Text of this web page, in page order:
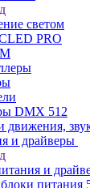
светом
PRO
DMX 512
движения,
и драйверы
и
питания